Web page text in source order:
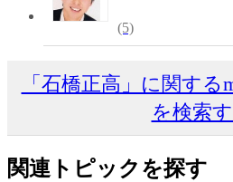
(5)
「石橋正高」に関す
を検索
関連トピックを探す